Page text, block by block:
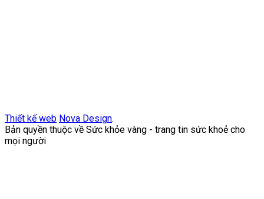
Thiết kế web Nova Design.
Bản quyền thuộc về Sức khỏe vàng - trang tin sức khoẻ cho
mọi người